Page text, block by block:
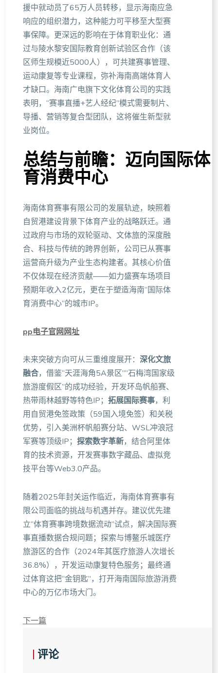
援中就动员了65万人员转移，显示海南应急
响应的组织潜力，这种能力可平移至大型赛
事保障。更深远的影响在于体育职业化：通
过与陵水黎安国际教育创新试验区合作（该
区师生规模近5000人），可共建赛事管理、
运动康复等专业课程，弥补海南高端体育人
才缺口。海南广电旗下文化体育公司的实践
表明，“赛事直播+艺人经纪”模式需要制片、
导播、营销等复合型团队，这将催生新型就
业岗位。
总结与前瞻：迈向国际体
育消费中心
海南体育赛事有限公司的发展轨迹，映照着
自贸港建设背景下体育产业的战略跃迁。通
过政府与市场的双轮驱动、文体旅的深度融
合、科技与传统的跨界创新，公司已从赛事
运营商升级为产业生态构建者。其核心价值
不仅体现在经济贡献——如力盛赛车场项目
预期年收入2亿元，更在于塑造海南“国际体
育消费中心”的城市IP。
pp电子官网网址
未来突破方向可从三重维度展开： 深化文旅
融合，借鉴“天涯海角5A景区”“石梅湾国家级
旅游度假区”的成功经验，开发环岛帆船赛、
热带雨林越野等特色IP； 拓展国际赛事，利
用自贸港免签政策（59国入境免签）和关税
优势，引入美洲杯帆船赛分站、WSL冲浪冠
军赛等顶级IP； 探索数字革新，结合阿里体
育的技术资源，开发赛事数字藏品、虚拟竞
技平台等Web3.0产品。
随着2025年封关运作临近，海南体育赛事有
限公司面临的挑战与机遇并存。建议优先建
立“体育赛事跨境数据流动”试点，解决国际赛
事直播数据合规问题；探索与博鳌乐城医疗
旅游区的合作（2024年其医疗旅游人次增长
36.8%），开发运动康复特色服务；最终通
过体育这把“金钥匙”，打开海南国际旅游消费
中心的万亿市场大门。
下一篇
评论